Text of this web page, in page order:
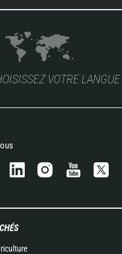
VOTRE LANGUE